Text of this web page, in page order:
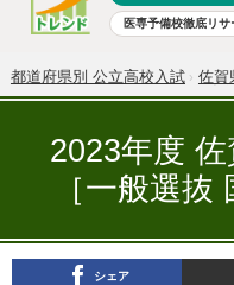
医専予備校徹底リサ
共通テスト 夏休み 8月開
自由研究教材（小学生向け）
ランキング
都道府県別 公立高校入試 佐賀
2023年度
［一般選
シェア